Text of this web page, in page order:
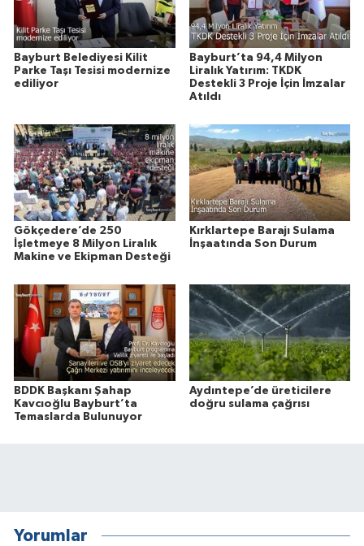
Bayburt Belediyesi Kilit
Parke Taşı Tesisi modernize
ediliyor
Bayburt’ta 94,4 Milyon
Liralık Yatırım: TKDK
Destekli 3 Proje İçin İmzalar
Atıldı
Gökçedere’de 250
İşletmeye 8 Milyon Liralık
Makine ve Ekipman Desteği
Kırklartepe Barajı Sulama
İnşaatında Son Durum
BDDK Başkanı Şahap
Kavcıoğlu Bayburt’ta
Temaslarda Bulunuyor
Aydıntepe’de üreticilere
doğru sulama çağrısı
Yorumlar